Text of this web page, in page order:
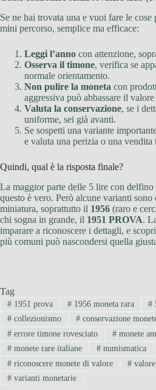
Se ne hai trovata una e vuoi fare le
mini percorso, semplice ma efficace:
Leggi l’anno con attenzione,
Osserva il timone, verifica se
normale orientamento.
Non pulire la moneta con
aggressiva può abbassare il
Valuta la conservazione, se i
uniforme, sei già avanti.
Se sospetti una variante
e valuta una perizia o una vendita
Quindi, qual è la risposta finale?
La maggior parte delle 5 lire con delfino
questo è vero. Però alcune varianti sono
miniatura, soprattutto il 1956 (raro e
chi sogna in grande, il 1951 PROVA.
imparare a riconoscere i dettagli, e
più comuni può nascondersi quella
Tag
#1951 prova #1956 moneta rara #
#collezionismo #conservazione
#errore timone rovesciato #monete
#monete rare italiane #numismatica
#riconoscere monete di valore #valore
#varianti monetarie